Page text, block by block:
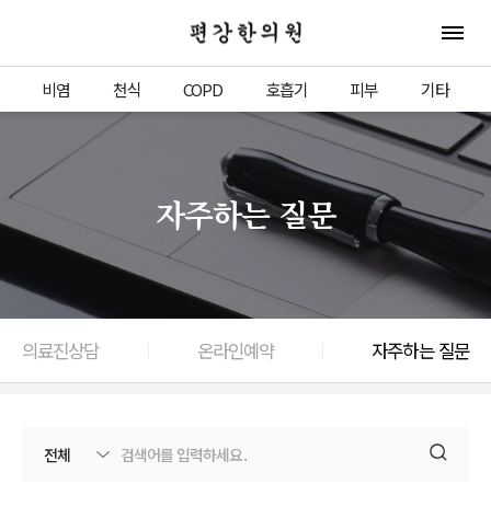
편강한의원 전체
비염 천식 COPD 호흡기 피부 기타
자주하는 질문
의료진상담 온라인예약 자주하는 질문